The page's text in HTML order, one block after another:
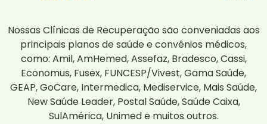
Nossas Clínicas de Recuperação são conveniadas aos
principais planos de saúde e convênios médicos,
como: Amil, AmHemed, Assefaz, Bradesco, Cassi,
Economus, Fusex, FUNCESP/Vivest, Gama Saúde,
GEAP, GoCare, Intermedica, Mediservice, Mais Saúde,
New Saúde Leader, Postal Saúde, Saúde Caixa,
SulAmérica, Unimed e muitos outros.